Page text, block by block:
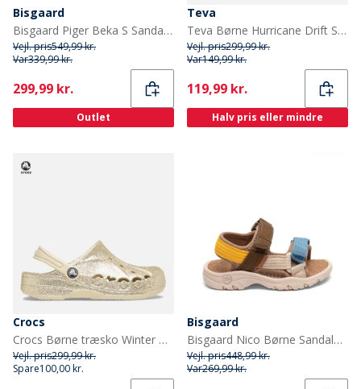
Bisgaard
Bisgaard Piger Beka S Sandaler Red Apple
Vejl. pris549,99 kr.
Var339,99 kr.
Current
299,99 kr.
Outlet
Teva
Teva Børne Hurricane Drift Sandaler Blooming Dahlia
Vejl. pris299,99 kr.
Var149,99 kr.
Current
119,99 kr.
Halv pris eller mindre
Crocs
Crocs Børne træsko Winter White
Vejl. pris299,99 kr.
Spare100,00 kr.
Bisgaard
Bisgaard Nico Børne Sandaler Mocha
Vejl. pris448,99 kr.
Var269,99 kr.